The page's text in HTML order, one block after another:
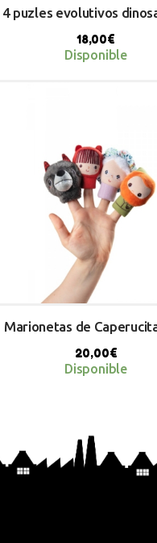
4 puzles evolutivos
18,00€
Disponible
Marionetas de
20,00€
Disponible